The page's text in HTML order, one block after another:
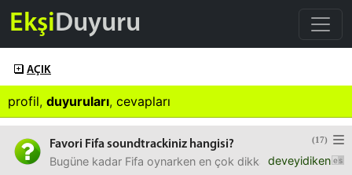
EkşiDuyuru
AÇIK
profil, duyuruları, cevapları
(17)
Favori Fifa soundtrackiniz hangisi?
deveyidiken
Bugüne kadar Fifa oynarken en çok dikkatinizi çeken,